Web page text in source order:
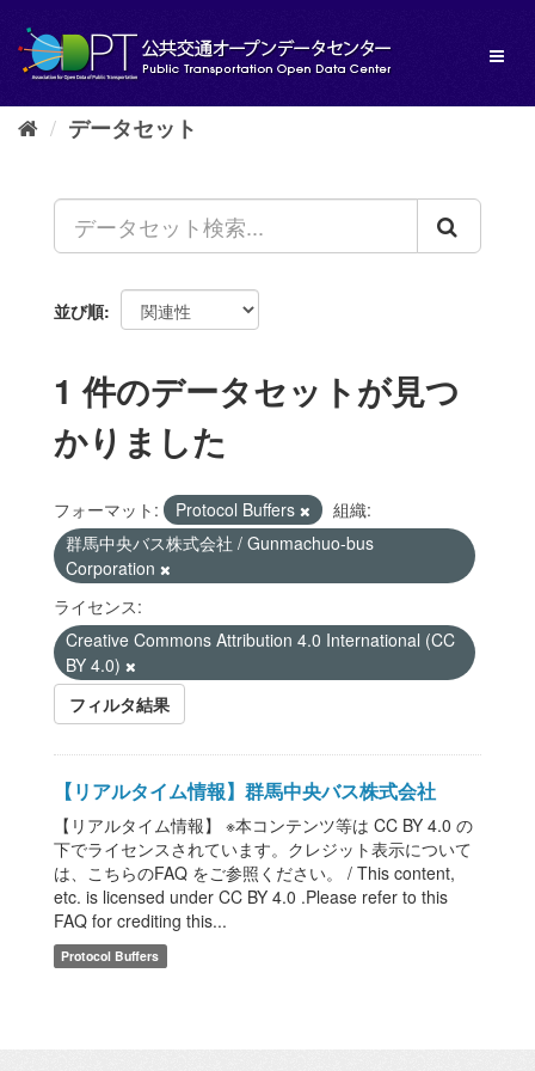
し
データセット
並び順
1 件のデータセットが見つ
かりました
フォーマット: Protocol Buffers
組織:
群馬中央バス株式会社 / Gunmachuo-bus
Corporation
ライセンス:
Creative Commons Attribution 4.0 International (CC
BY 4.0)
フィルタ結果
【リアルタイム情報】群馬中央バス株式会社
【リアルタイム情報】 ※本コンテンツ等は CC BY 4.0 の
下でライセンスされています。クレジット表示について
は、こちらのFAQ をご参照ください。 / This content,
etc. is licensed under CC BY 4.0 .Please refer to this
FAQ for crediting this...
Protocol Buffers